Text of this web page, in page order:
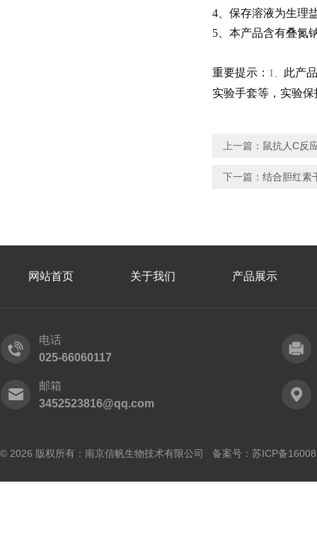
4 、保存溶液为生理
5 、本产品含有叠氮
重要提示： 1、 此产
实验手套等，实验
上一篇： 鼠抗人C反
下一篇： 结合胆红素
网站首页 关于我们 产品展示
电话
025-66060117
邮箱
3452523816@qq.com
© 2026 版权所有：南京信帆生物技术有限公司 备案号： 苏ICP备